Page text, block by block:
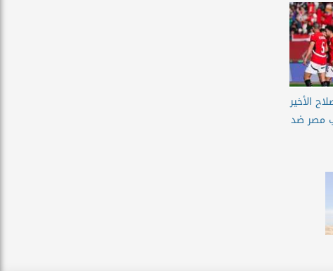
الأخير
مصر ضد